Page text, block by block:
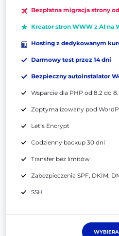
Bezpłatna migracja strony
Kreator stron WWW z AI na
Hosting z dedykowanym
Darmowy test przez 14 dni
Bezpieczny autoinstalator
Wsparcie dla PHP od 8.2 do
Zoptymalizowany pod
Let’s Encrypt
Codzienny backup 30 dni
Transfer bez limitów
Zabezpieczenia SPF, DKIM,
SSH